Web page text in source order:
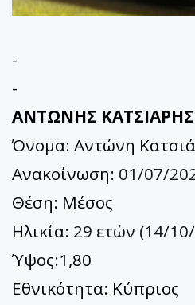
-
-
ΑΝΤΩΝΗΣ ΚΑΤΣΙΑΡΗΣ
Όνομα: Αντώνη
Ανακοίνωση: 01/07/
Θέση: Μέσος
Ηλικία: 29 ετών (14/
Ύψος:1,80
Εθνικότητα: Κύπριος